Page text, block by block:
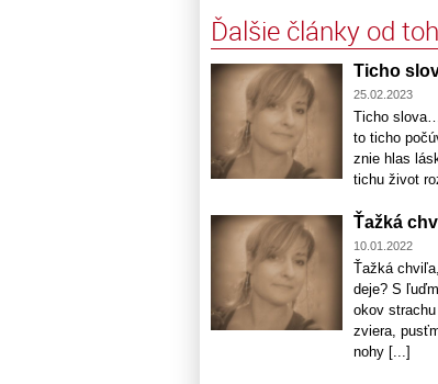
Ďalšie články od
Ticho
25.02.2023
Ticho
to ticho
znie hlas
tichu život
Ťažká
10.01.2022
Ťažká
deje? S
okov
zviera,
nohy [...]